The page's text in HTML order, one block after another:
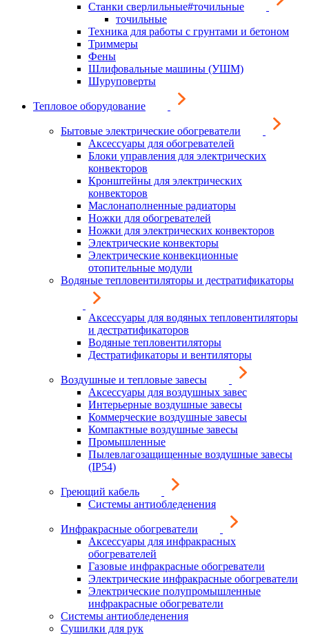
Станки сверлильные#точильные
точильные
Техника для работы с грунтами и бетоном
Триммеры
Фены
Шлифовальные машины (УШМ)
Шуруповерты
Тепловое оборудование
Бытовые электрические обогреватели
Аксессуары для обогревателей
Блоки управления для электрических
конвекторов
Кронштейны для электрических
конвекторов
Маслонаполненные радиаторы
Ножки для обогревателей
Ножки для электрических конвекторов
Электрические конвекторы
Электрические конвекционные
отопительные модули
Водяные тепловентиляторы и дестратификаторы
Аксессуары для водяных тепловентиляторы
и дестратификаторов
Водяные тепловентиляторы
Дестратификаторы и вентиляторы
Воздушные и тепловые завесы
Аксессуары для воздушных завес
Интерьерные воздушные завесы
Коммерческие воздушные завесы
Компактные воздушные завесы
Промышленные
Пылевлагозащищенные воздушные завесы
(IP54)
Греющий кабель
Системы антиобледенения
Инфракрасные обогреватели
Аксессуары для инфракрасных
обогревателей
Газовые инфракрасные обогреватели
Электрические инфракрасные обогреватели
Электрические полупромышленные
инфракрасные обогреватели
Системы антиобледенения
Сушилки для рук